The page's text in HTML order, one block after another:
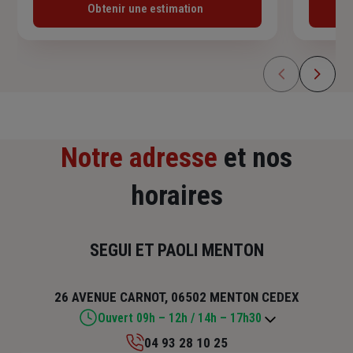
Obtenir une estimation
Notre adresse et nos
horaires
SEGUI ET PAOLI MENTON
26 AVENUE CARNOT, 06502 MENTON CEDEX
Ouvert 09h – 12h / 14h – 17h30
04 93 28 10 25